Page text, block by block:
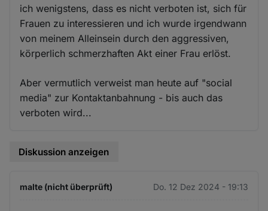
ich wenigstens, dass es nicht verboten ist, sich für
Frauen zu interessieren und ich wurde irgendwann
von meinem Alleinsein durch den aggressiven,
körperlich schmerzhaften Akt einer Frau erlöst.
Aber vermutlich verweist man heute auf "social
media" zur Kontaktanbahnung - bis auch das
verboten wird...
Diskussion anzeigen
malte (nicht überprüft) Do. 12 Dez 2024 - 19:13